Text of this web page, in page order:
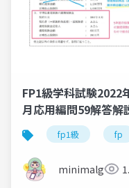
FP1級学科試験2022
月応用編問59解答解
fp1級 fp
minimalgreen